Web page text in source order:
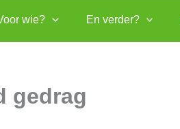
wie? En verder?
gedrag